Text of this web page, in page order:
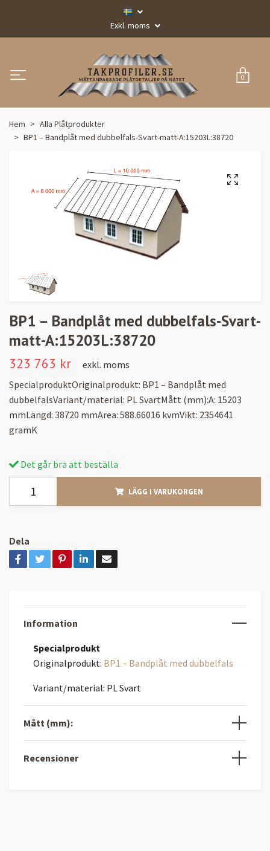
Exkl. moms
0
Hem
Alla Plåtprodukter
BP1 – Bandplåt med dubbelfals-Svart-matt-A:15203L:38720
BP1 – Bandplåt med dubbelfals-Svart-
matt-A:15203L:38720
323 763 kr
exkl. moms
SpecialproduktOriginalprodukt: BP1 – Bandplåt med
dubbelfalsVariant/material: PL SvartMått (mm):A: 15203
mmLängd: 38720 mmArea: 588.66016 kvmVikt: 2354641
gramK
Det går bra att beställa
LÄGG I VARUKORGEN
Dela
Information
Specialprodukt
Originalprodukt: BP1 – Bandplåt med dubbelfals
Variant/material: PL Svart
Mått (mm):
Recensioner